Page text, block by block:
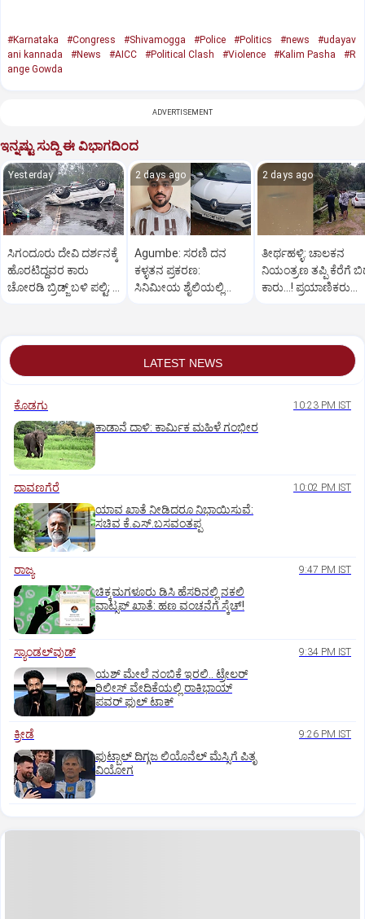
#Karnataka #Congress #Shivamogga #Police #Politics #news
#udayav
ani kannada
#News #AICC #Political Clash #Violence #Kalim Pasha
#R
ange Gowda
ADVERTISEMENT
ಇನ್ನಷ್ಟು ಸುದ್ದಿ ಈ ವಿಭಾಗದಿಂದ
Yesterday
ಸಿಗಂದೂರು ದೇವಿ ದರ್ಶನಕ್ಕೆ
ಹೊರಟಿದ್ದವರ ಕಾರು
ಚೋರಡಿ ಬ್ರಿಡ್ಜ್ ಬಳಿ ಪಲ್ಟಿ; 6
2 days ago
Agumbe: ಸರಣಿ ದನ
ಕಳ್ಳತನ ಪ್ರಕರಣ:
ಸಿನಿಮೀಯ ಶೈಲಿಯಲ್ಲಿ
2 days ago
ತೀರ್ಥಹಳ್ಳಿ: ಚಾಲಕನ
ನಿಯಂತ್ರಣ ತಪ್ಪಿ ಕೆರೆಗೆ
ಕಾರು...! ಪ್ರಯಾಣಿಕರು
LATEST NEWS
ಕೊಡಗು 10:23 PM IST
ಕಾಡಾನೆ ದಾಳಿ: ಕಾರ್ಮಿಕ ಮಹಿಳೆ ಗಂಭೀರ
ದಾವಣಗೆರೆ 10:02 PM IST
ಯಾವ ಖಾತೆ ನೀಡಿದರೂ ನಿಭಾಯಿಸುವೆ:
ಸಚಿವ ಕೆ.ಎಸ್.ಬಸವಂತಪ್ಪ
ರಾಜ್ಯ 9:47 PM IST
ಚಿಕ್ಕಮಗಳೂರು ಡಿಸಿ ಹೆಸರಿನಲ್ಲಿ ನಕಲಿ
ವಾಟ್ಸಪ್ ಖಾತೆ: ಹಣ ವಂಚನೆಗೆ ಸ್ಕೆಚ್!
ಸ್ಯಾಂಡಲ್‌ವುಡ್‌ 9:34 PM IST
ಯಶ್‌ ಮೇಲೆ ನಂಬಿಕೆ ಇರಲಿ.. ಟ್ರೇಲರ್‌
ರಿಲೀಸ್‌ ವೇದಿಕೆಯಲ್ಲಿ ರಾಕಿಭಾಯ್‌
ಪವರ್‌ ಫುಲ್‌ ಟಾಕ್
ಕ್ರೀಡೆ 9:26 PM IST
ಫುಟ್ಬಾಲ್ ದಿಗ್ಗಜ ಲಿಯೊನೆಲ್‌ ಮೆಸ್ಸಿಗೆ ಪಿತೃ
ವಿಯೋಗ